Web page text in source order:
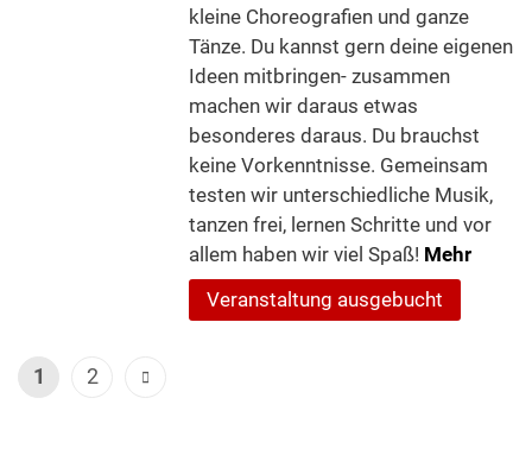
kleine Choreografien und ganze
Tänze. Du kannst gern deine eigenen
Ideen mitbringen- zusammen
machen wir daraus etwas
besonderes daraus. Du brauchst
keine Vorkenntnisse. Gemeinsam
testen wir unterschiedliche Musik,
tanzen frei, lernen Schritte und vor
allem haben wir viel Spaß! Mehr
Veranstaltung ausgebucht
1 2